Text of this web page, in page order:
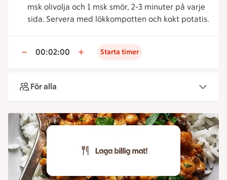
msk olivolja och 1 msk smör, 2-3 minuter på varje
sida. Servera med lökkompotten och kokt potatis.
00:02:00 Starta timer
För alla